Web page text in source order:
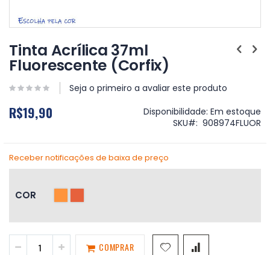
para
o
início
Galeria
imagens
Tinta Acrílica 37ml
Fluorescente (Corfix)
Seja o primeiro a avaliar este produto
R$19,90 Disponibilidade: Em estoque
SKU
908974FLUOR
Receber notificações de baixa de preço
COR
COMPRAR